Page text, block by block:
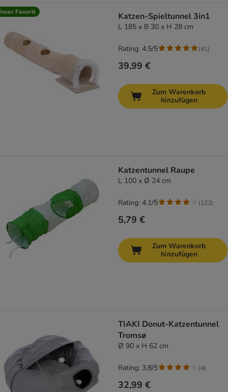
Favorit Katzen-Spieltunnel 3in1
L 185 x B 30 x H 28 cm
39,99 €
Rating: 4.5/5 (41)
Zum Warenkorb
hinzufügen
Katzentunnel Raupe
L 100 x Ø 24 cm
5,79 €
Rating: 4.1/5 (122)
Zum Warenkorb
hinzufügen
TIAKI Donut-Katzentunnel
Tromsø
Ø 90 x H 62 cm
32,99 €
Rating: 3.8/5 (4)